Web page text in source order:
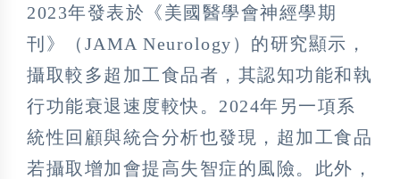
2023年發表於《美國醫學會神經學期
刊》（JAMA Neurology）的研究顯示，
攝取較多超加工食品者，其認知功能和執
行功能衰退速度較快。2024年另一項系
統性回顧與統合分析也發現，超加工食品
若攝取增加會提高失智症的風險。此外，